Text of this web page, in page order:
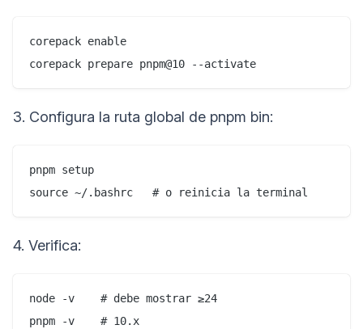
corepack enable
corepack prepare pnpm@10 --activate
3. Configura la ruta global de pnpm bin:
pnpm setup
source ~/.bashrc   # o reinicia la terminal
4. Verifica:
node -v    # debe mostrar ≥24
pnpm -v    # 10.x